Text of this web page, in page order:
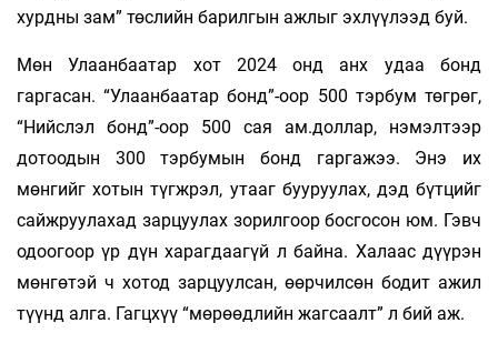
хурдны зам” төслийн барилгын ажлыг эхлүүлээд буй.
Мөн Улаанбаатар хот 2024 онд анх удаа бонд
гаргасан. “Улаанбаатар бонд”-оор 500 тэрбум төгрөг,
“Нийслэл бонд”-оор 500 сая ам.доллар, нэмэлтээр
дотоодын 300 тэрбумын бонд гаргажээ. Энэ их
мөнгийг хотын түгжрэл, утааг бууруулах, дэд бүтцийг
сайжруулахад зарцуулах зорилгоор босгосон юм. Гэвч
одоогоор үр дүн харагдаагүй л байна. Халаас дүүрэн
мөнгөтэй ч хотод зарцуулсан, өөрчилсөн бодит ажил
түүнд алга. Гагцхүү “мөрөөдлийн жагсаалт” л бий аж.